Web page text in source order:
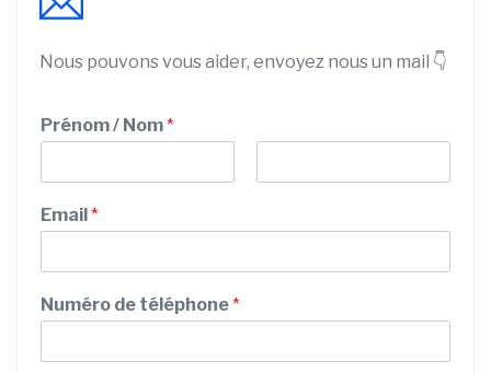
Nous pouvons vous aider, envoyez nous un mail 👇
N
u
é
o
r
n
Prénom / Nom*
r
é
m
Email *
Numéro de téléphone*